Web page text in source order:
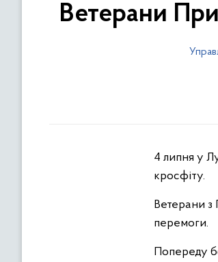
Ветерани
4 липня у
кросфіту.
Ветерани з
перемоги.
Попереду